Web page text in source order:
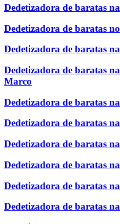
Dedetizadora de baratas
Dedetizadora de baratas
Dedetizadora de baratas
Dedetizadora de baratas
Marco
Dedetizadora de baratas
Dedetizadora de baratas
Dedetizadora de baratas
Dedetizadora de baratas
Dedetizadora de baratas
Dedetizadora de baratas